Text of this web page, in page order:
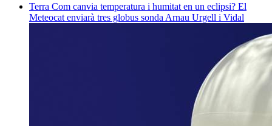
Terra Com canvia temperatura i humitat en un eclipsi? El
Meteocat enviarà tres globus sonda Arnau Urgell i Vidal